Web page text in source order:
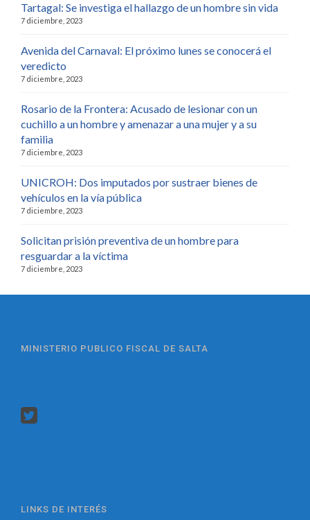
Tartagal: Se investiga el hallazgo de un hombre sin vida
7 diciembre, 2023
Avenida del Carnaval: El próximo lunes se conocerá el
veredicto
7 diciembre, 2023
Rosario de la Frontera: Acusado de lesionar con un
cuchillo a un hombre y amenazar a una mujer y a su
familia
7 diciembre, 2023
UNICROH: Dos imputados por sustraer bienes de
vehículos en la vía pública
7 diciembre, 2023
Solicitan prisión preventiva de un hombre para
resguardar a la víctima
7 diciembre, 2023
MINISTERIO PUBLICO FISCAL DE SALTA
LINKS DE INTERÉS